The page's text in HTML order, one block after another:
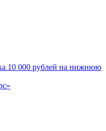
10 000 рублей на нижнюю